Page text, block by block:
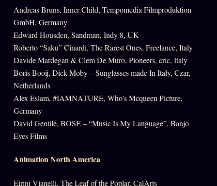
Andreas Bruns, Inner Child, Tempomedia Filmproduktion
GmbH, Germany
Edward Housden, Sandman, Indy 8, UK
Roberto “Saku” Cinardi, The Rarest Ones, Freelance, Italy
Davide Mardegan & Clem De Muro, Pioneers, cric, Italy
Boris Booij, Dick Moby – Sunglasses made In Italy, Czar,
Netherlands
Alex Eslam, #IAMNATURE, Who’s Mcqueen Picture,
Germany
David Gentile, BOSE – “Music Is My Language”, Banjo
Eyes Films
Animation North America
Eirini Vianelli, The Leaf of the Poplar, CalArts